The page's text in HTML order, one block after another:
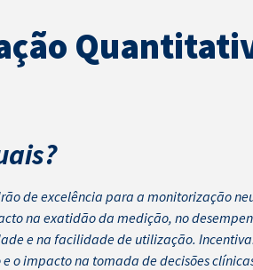
de excelência para a monitorização
na exatidão da medição, no
e na facilidade de utilização.
o impacto na tomada de decisões